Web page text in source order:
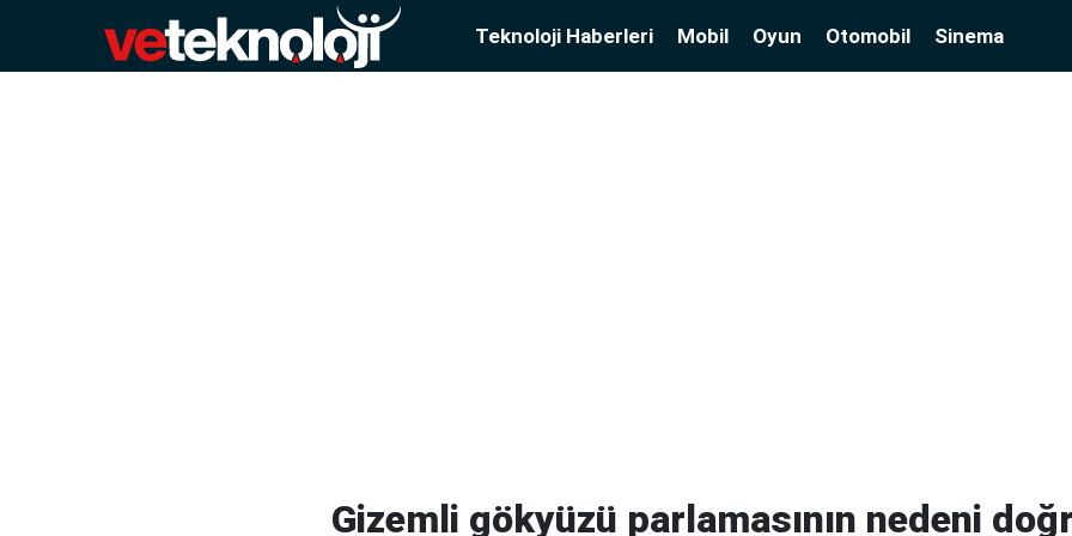
Teknoloji Haberleri Mobil Oyun Otomobil Sinema
Gizemli gökyüzü parlamasının nedeni